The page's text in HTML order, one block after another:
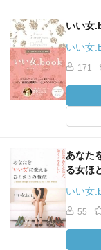
いい女
いい女
171
あなた
る女ほ
いい女
55